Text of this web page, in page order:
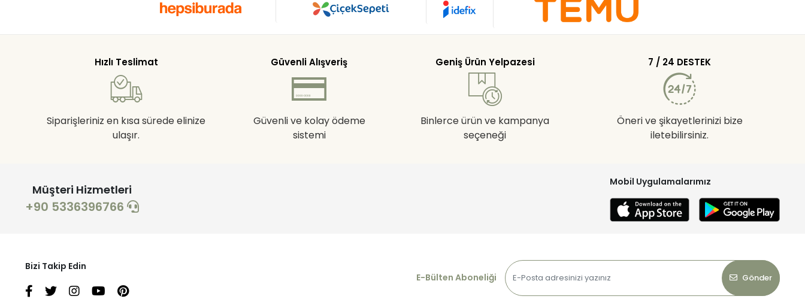
Hızlı Teslimat
Siparişleriniz en kısa sürede elinize
ulaşır.
Güvenli Alışveriş
Güvenli ve kolay ödeme
sistemi
Geniş Ürün Yelpazesi
Binlerce ürün ve kampanya
seçeneği
7 / 24 DESTEK
Öneri ve şikayetlerinizi bize
iletebilirsiniz.
Müşteri Hizmetleri
+90 5336396766
Mobil Uygulamalarımız
Bizi Takip Edin
E-Bülten Aboneliği
Gönder